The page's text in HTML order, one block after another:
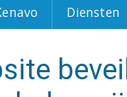
Diensten